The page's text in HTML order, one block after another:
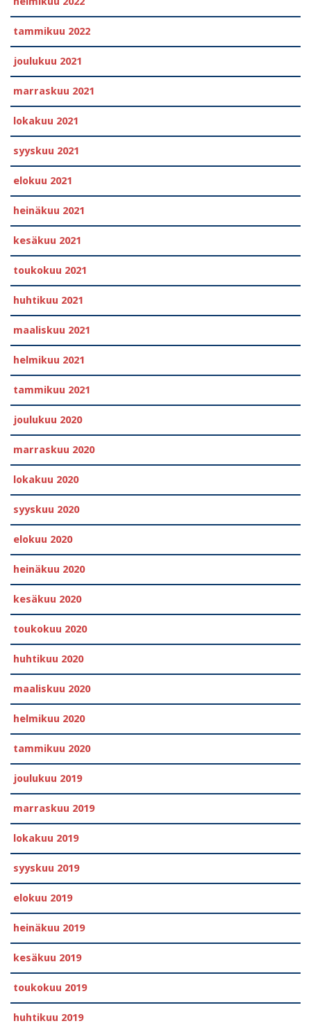
tammikuu 2022
joulukuu 2021
marraskuu 2021
lokakuu 2021
syyskuu 2021
elokuu 2021
heinäkuu 2021
kesäkuu 2021
toukokuu 2021
huhtikuu 2021
maaliskuu 2021
helmikuu 2021
tammikuu 2021
joulukuu 2020
marraskuu 2020
lokakuu 2020
syyskuu 2020
elokuu 2020
heinäkuu 2020
kesäkuu 2020
toukokuu 2020
huhtikuu 2020
maaliskuu 2020
helmikuu 2020
tammikuu 2020
joulukuu 2019
marraskuu 2019
lokakuu 2019
syyskuu 2019
elokuu 2019
heinäkuu 2019
kesäkuu 2019
toukokuu 2019
huhtikuu 2019